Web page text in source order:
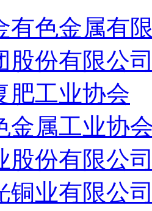
有色金属有
股份有限公
肥工业协会
金属工业协
股份有限公
铜业有限公